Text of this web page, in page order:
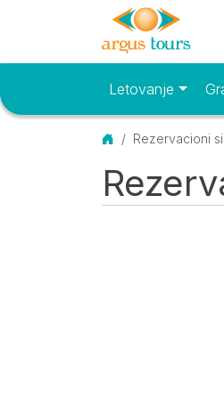
Osnovni meniLetovanje
Početna
Rezervacioni